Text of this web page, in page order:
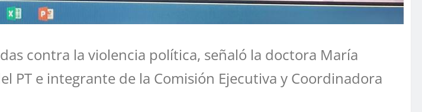
contra la violencia política, señaló la doctora María
e integrante de la Comisión Ejecutiva y Coordinadora